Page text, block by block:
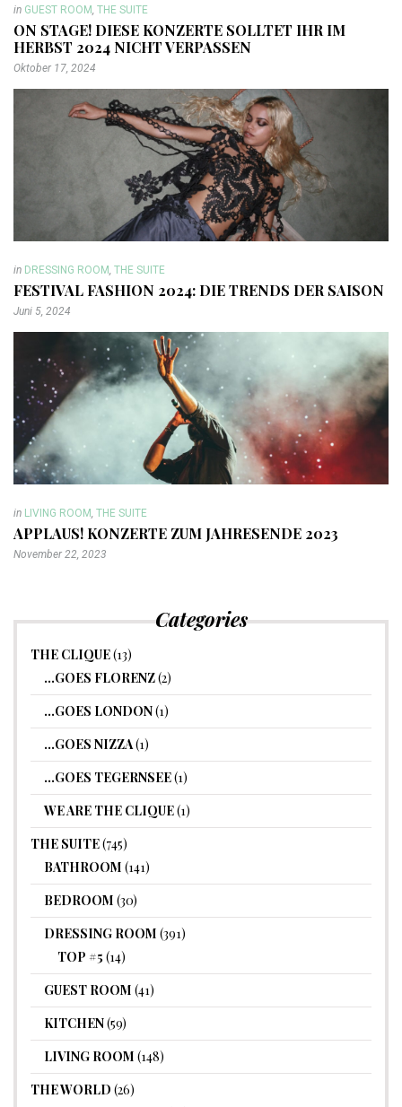
in GUEST ROOM THE SUITE
ON STAGE! DIESE KONZERTE SOLLTET IHR IM
HERBST 2024 NICHT VERPASSEN
Oktober 17, 2024
in DRESSING ROOM THE SUITE
FESTIVAL FASHION 2024: DIE TRENDS DER SAISON
Juni 5, 2024
in LIVING ROOM THE SUITE
APPLAUS! KONZERTE ZUM JAHRESENDE 2023
November 22, 2023
Categories
THE CLIQUE(13)
…GOES FLORENZ(2)
…GOES LONDON(1)
…GOES NIZZA(1)
…GOES TEGERNSEE(1)
WE ARE THE CLIQUE(1)
THE SUITE(745)
BATHROOM (141)
BEDROOM (30)
DRESSING ROOM (391)
TOP #5 (14)
GUEST ROOM (41)
KITCHEN(59)
LIVING ROOM (148)
THE WORLD (26)